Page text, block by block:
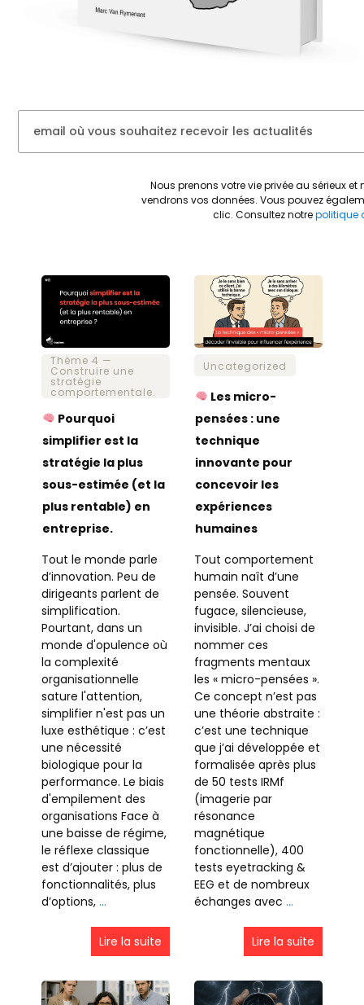
Nous prenons votre vie privée au sérieux
vendrons vos données. Vous pouvez
clic. Consultez notrepolitique
Thème 4 —
Construire une
stratégie
comportementale.
Pourquoi
simplifier est la
stratégie la plus
sous-estimée (et la
plus rentable) en
entreprise.
Tout le monde parle
d’innovation. Peu de
dirigeants parlent de
simplification.
Pourtant, dans un
monde d'opulence où
la complexité
organisationnelle
sature l'attention,
simplifier n'est pas un
luxe esthétique : c’est
une nécessité
biologique pour la
performance. Le biais
d'empilement des
organisations Face à
une baisse de régime,
le réflexe classique
est d’ajouter : plus de
fonctionnalités, plus
d’options, …
Lire la suite
Uncategorized
Les micro-
pensées : une
technique
innovante pour
concevoir les
expériences
humaines
Tout comportement
humain naît d’une
pensée. Souvent
fugace, silencieuse,
invisible. J’ai choisi de
nommer ces
fragments mentaux
les « micro-pensées ».
Ce concept n’est pas
une théorie abstraite :
c’est une technique
que j’ai développée et
formalisée après plus
de 50 tests IRMf
(imagerie par
résonance
magnétique
fonctionnelle), 400
tests eyetracking &
EEG et de nombreux
échanges avec …
Lire la suite